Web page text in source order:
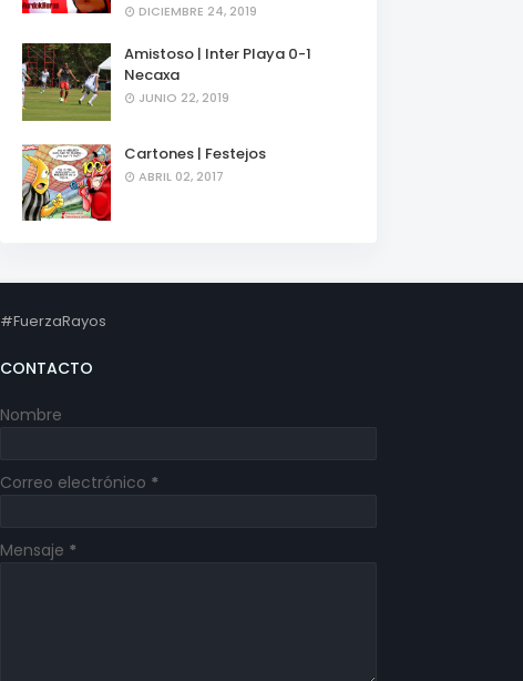
DICIEMBRE 24, 2019
Amistoso | Inter Playa 0-1
Necaxa
JUNIO 22, 2019
Cartones | Festejos
ABRIL 02, 2017
#FuerzaRayos
CONTACTO
Nombre
Correo electrónico *
Mensaje *